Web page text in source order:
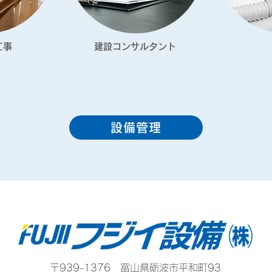
事 建設コンサルタント
設備管理
〒939-1376 富山県砺波市平和町93